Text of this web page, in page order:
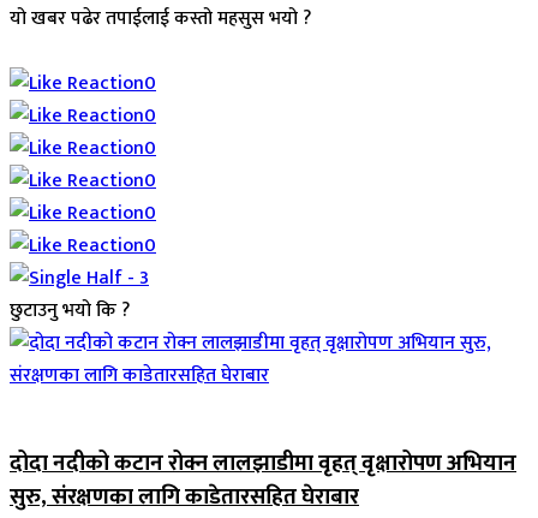
यो खबर पढेर तपाईलाई कस्तो महसुस भयो ?
0
0
0
0
0
0
छुटाउनु भयो कि ?
दोदा नदीको कटान रोक्न लालझाडीमा वृहत् वृक्षारोपण अभियान
सुरु, संरक्षणका लागि काडेतारसहित घेराबार